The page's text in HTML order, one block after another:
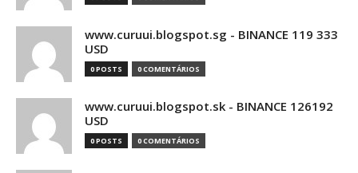
www.curuui.blogspot.sg - BINANCE 119 333
USD
0 POSTS 0 COMENTÁRIOS
www.curuui.blogspot.sk - BINANCE 126192
USD
0 POSTS 0 COMENTÁRIOS